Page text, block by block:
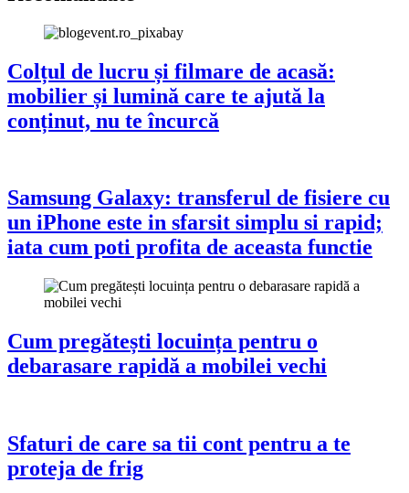
Colțul de lucru și filmare de acasă:
mobilier și lumină care te ajută la
conținut, nu te încurcă
Samsung Galaxy: transferul de fisiere cu
un iPhone este in sfarsit simplu si rapid;
iata cum poti profita de aceasta functie
Cum pregătești locuința pentru o
debarasare rapidă a mobilei vechi
Sfaturi de care sa tii cont pentru a te
proteja de frig